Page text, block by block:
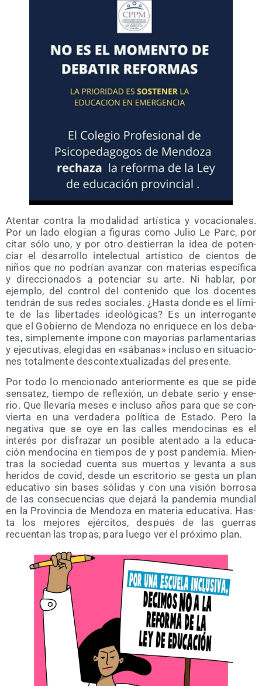
Aten­tar con­tra la moda­li­dad artís­ti­ca y voca­cio­na­les.
Por un lado elo­gian a figu­ras como Julio Le Parc, por
citar sólo uno, y por otro des­tie­rran la idea de poten­
ciar el desa­rro­llo inte­lec­tual artís­ti­co de cien­tos de
niños que no podrían avan­zar con mate­rias espe­cí­fi­ca
y direc­cio­na­dos a poten­ciar su arte. Ni hablar, por
ejem­plo, del con­trol del con­te­ni­do que los docen­tes
ten­drán de sus redes socia­les. ¿Has­ta don­de es el lími­
te de las liber­ta­des ideo­ló­gi­cas? Es un inte­rro­gan­te
que el Gobierno de Men­do­za no enri­que­ce en los deba­
tes, sim­ple­men­te impo­ne con mayo­rías par­la­men­ta­rias
y eje­cu­ti­vas, ele­gi­das en «sába­nas» inclu­so en situa­cio­
nes total­men­te des­con­tex­tua­li­za­das del presente.
Por todo lo men­cio­na­do ante­rior­men­te es que se pide
sen­sa­tez, tiem­po de refle­xión, un deba­te serio y ense­
rio. Que lle­va­ría meses e inclu­so años para que se con­
vier­ta en una ver­da­de­ra polí­ti­ca de Esta­do. Pero la
nega­ti­va que se oye en las calles men­do­ci­nas es el
inte­rés por dis­fra­zar un posi­ble aten­ta­do a la edu­ca­
ción men­do­ci­na en tiem­pos de y post pan­de­mia. Mien­
tras la socie­dad cuen­ta sus muer­tos y levan­ta a sus
heri­dos de covid, des­de un escri­to­rio se ges­ta un plan
edu­ca­ti­vo sin bases sóli­das y con una visión borro­sa
de las con­se­cuen­cias que deja­rá la pan­de­mia mun­dial
en la Pro­vin­cia de Men­do­za en mate­ria edu­ca­ti­va. Has­
ta los mejo­res ejér­ci­tos, des­pués de las gue­rras
recuen­tan las tro­pas, para lue­go ver el pró­xi­mo plan.